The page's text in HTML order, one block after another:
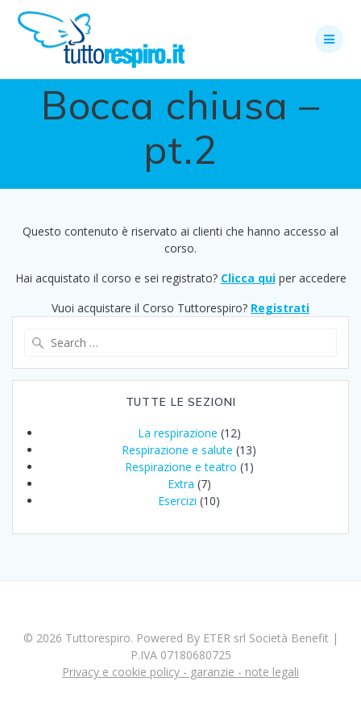
content
Bocca chiusa –
pt.2
Questo contenuto è riservato ai clienti che hanno accesso al
corso.
Hai acquistato il corso e sei registrato? Clicca quiper accedere
Vuoi acquistare il Corso Tuttorespiro? Registrati
TUTTE LE SEZIONI
La respirazione (12)
Respirazione e salute (13)
Respirazione e teatro (1)
Extra (7)
Esercizi (10)
© 2026 Tuttorespiro. Powered By ETER srl Società Benefit |
P.IVA 07180680725
Privacy e cookie policy - garanzie - note legali